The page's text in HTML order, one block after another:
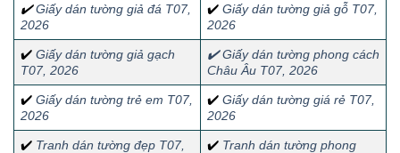
✔️Giấy dán tường giả đá T07,
2026
✔️Giấy dán tường giả gỗ T07,
2026
✔️Giấy dán tường giả gạch
T07, 2026
✔️ Giấy dán tường phong cách
Châu Âu T07, 2026
✔️Giấy dán tường trẻ em T07,
2026
✔️Giấy dán tường giá rẻ T07,
2026
✔️ Tranh dán tường đẹp T07,
✔️ Tranh dán tường phong